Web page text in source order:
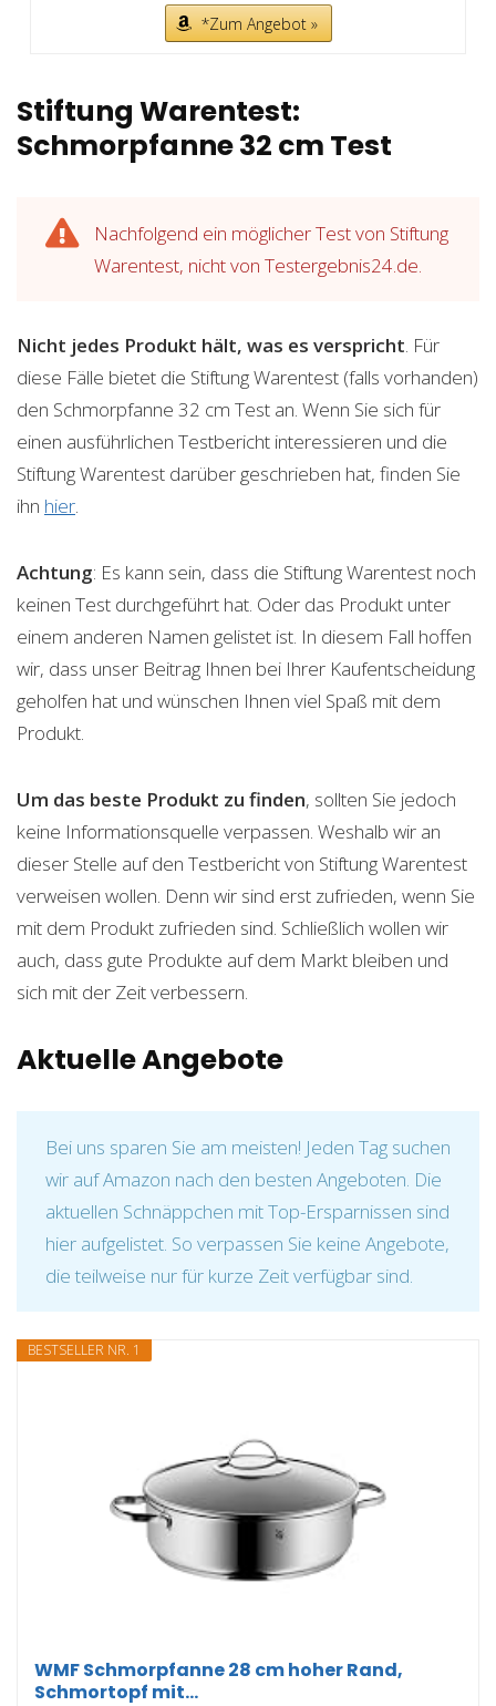
*Zum Angebot »
Stiftung Warentest:
Schmorpfanne 32 cm Test
Nachfolgend ein möglicher Test von Stiftung
Warentest, nicht von Testergebnis24.de.
Nicht jedes Produkt hält, was es verspricht. Für
diese Fälle bietet die Stiftung Warentest (falls vorhanden)
den Schmorpfanne 32 cm Test an. Wenn Sie sich für
einen ausführlichen Testbericht interessieren und die
Stiftung Warentest darüber geschrieben hat, finden Sie
ihn hier.
Achtung: Es kann sein, dass die Stiftung Warentest noch
keinen Test durchgeführt hat. Oder das Produkt unter
einem anderen Namen gelistet ist. In diesem Fall hoffen
wir, dass unser Beitrag Ihnen bei Ihrer Kaufentscheidung
geholfen hat und wünschen Ihnen viel Spaß mit dem
Produkt.
Um das beste Produkt zu finden, sollten Sie jedoch
keine Informationsquelle verpassen. Weshalb wir an
dieser Stelle auf den Testbericht von Stiftung Warentest
verweisen wollen. Denn wir sind erst zufrieden, wenn Sie
mit dem Produkt zufrieden sind. Schließlich wollen wir
auch, dass gute Produkte auf dem Markt bleiben und
sich mit der Zeit verbessern.
Aktuelle Angebote
Bei uns sparen Sie am meisten! Jeden Tag suchen
wir auf Amazon nach den besten Angeboten. Die
aktuellen Schnäppchen mit Top-Ersparnissen sind
hier aufgelistet. So verpassen Sie keine Angebote,
die teilweise nur für kurze Zeit verfügbar sind.
BESTSELLER NR. 1
WMF Schmorpfanne 28 cm hoher Rand,
Schmortopf mit...